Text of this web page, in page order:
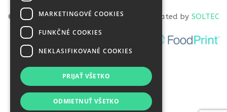
© 2022 VITAL LIFE diagnostics, s.r.o. | Created by SOLTEC
MARKETINGOVÉ COOKIES
FUNKČNÉ COOKIES
NEKLASIFIKOVANÉ COOKIES
PRIJAŤ VŠETKO
ODMIETNUŤ VŠETKO